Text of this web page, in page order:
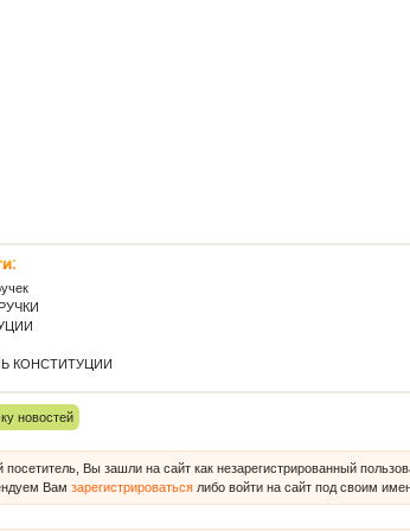
КОНСТИТУЦИИ
новостей
Вы зашли на сайт как незарегистрированный
Вам зарегистрироваться либо войти на сайт под своим